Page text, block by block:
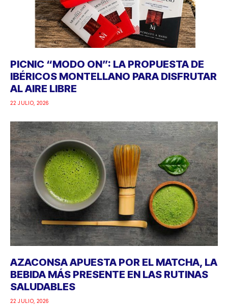
PICNIC “MODO ON”: LA PROPUESTA DE
IBÉRICOS MONTELLANO PARA DISFRUTAR
AL AIRE LIBRE
22 JULIO, 2026
AZACONSA APUESTA POR EL MATCHA, LA
BEBIDA MÁS PRESENTE EN LAS RUTINAS
SALUDABLES
22 JULIO, 2026